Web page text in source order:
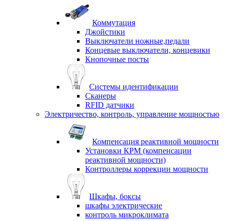
Коммутация
Джойстики
Выключатели ножные,педали
Концевые выключатели, концевики
Кнопочные посты
Системы идентификации
Сканеры
RFID датчики
Электричество, контроль, управление мощностью
Компенсация реактивной мощности
Установки КРМ (компенсации
реактивной мощности)
Контроллеры коррекции мощности
Шкафы, боксы
шкафы электрические
контроль микроклимата